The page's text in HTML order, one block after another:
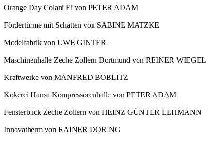
Orange Day Colani Ei von PETER ADAM
Fördertürme mit Schatten von SABINE MATZKE
Modelfabrik von UWE GINTER
Maschinenhalle Zeche Zollern Dortmund von REINER WIEGEL
Kraftwerke von MANFRED BOBLITZ
Kokerei Hansa Kompressorenhalle von PETER ADAM
Fensterblick Zeche Zollern von HEINZ GÜNTER LEHMANN
Innovatherm von RAINER DÖRING